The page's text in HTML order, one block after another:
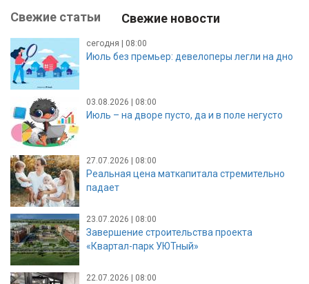
Свежие статьи Свежие новости
сегодня | 08:00
Июль без премьер: девелоперы легли на дно
03.08.2026 | 08:00
Июль – на дворе пусто, да и в поле негусто
27.07.2026 | 08:00
Реальная цена маткапитала стремительно
падает
23.07.2026 | 08:00
Завершение строительства проекта
«Квартал-парк УЮТный»
22.07.2026 | 08:00